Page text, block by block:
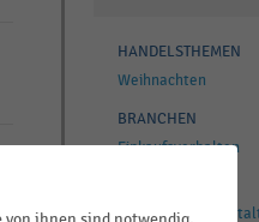
HANDELSTHEMEN
Weihnachten
BRANCHEN
Einkaufsverhalten
Kulturelle